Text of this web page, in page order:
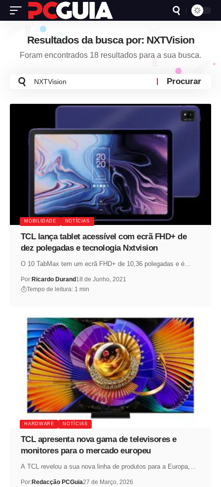
Resultados da busca por: NXTVision
Foram encontrados 18 resultados para a sua busca.
Busca
MOBILIDADE NOTÍCIAS
TCL lança tablet acessível com ecrã FHD+ de
dez polegadas e tecnologia Nxtvision
O 10 TabMax tem um ecrã FHD+ de 10,36 polegadas e é…
Por:Ricardo Durand18 de Junho, 2021
Tempo de leitura: 1 min
HARDWARE NOTÍCIAS
TCL apresenta nova gama de televisores e
monitores para o mercado europeu
A TCL revelou a sua nova linha de produtos para a Europa,…
Por:Redacção PCGuia27 de Março, 2026